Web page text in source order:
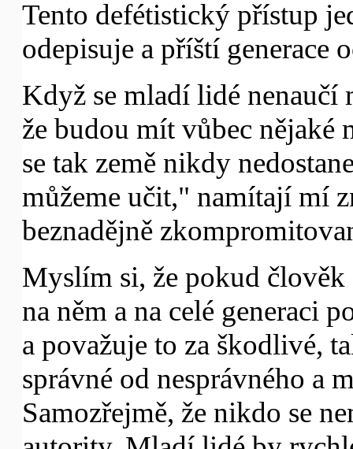
Tento defétistický přístup
odepisuje a příští generace
Když se mladí lidé nenaučí
že budou mít vůbec nějaké
se tak země nikdy
můžeme učit," namítají mí
beznadějně
Myslím si, že pokud člověk
na něm a na celé generaci
a považuje to za škodlivé,
správné od nesprávného a
Samozřejmě, že nikdo se